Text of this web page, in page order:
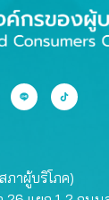
ภาผู้บริโภค)